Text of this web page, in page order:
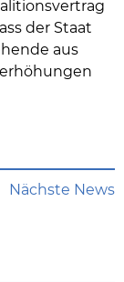
der Staat
aus
Nächste News